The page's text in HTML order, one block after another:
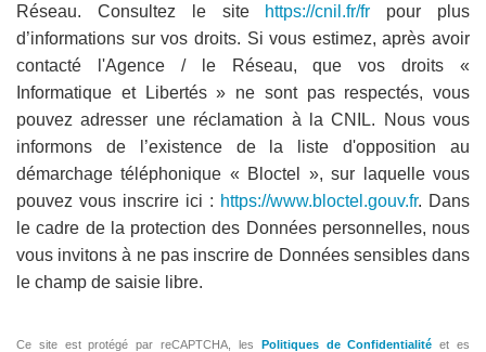
Réseau. Consultez le site https://cnil.fr/fr pour plus
d’informations sur vos droits. Si vous estimez, après avoir
contacté l'Agence / le Réseau, que vos droits «
Informatique et Libertés » ne sont pas respectés, vous
pouvez adresser une réclamation à la CNIL. Nous vous
informons de l’existence de la liste d'opposition au
démarchage téléphonique « Bloctel », sur laquelle vous
pouvez vous inscrire ici : https://www.bloctel.gouv.fr. Dans
le cadre de la protection des Données personnelles, nous
vous invitons à ne pas inscrire de Données sensibles dans
le champ de saisie libre.
Ce site est protégé par reCAPTCHA, les Politiques de Confidentialité et es